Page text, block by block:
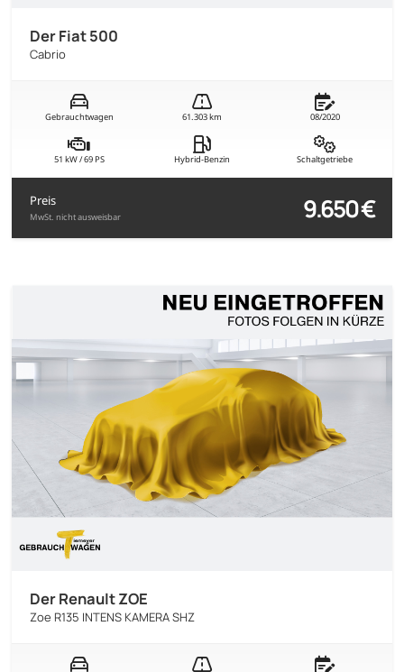
Der Fiat 500
Cabrio
Gebrauchtwagen 61.303 km 08/2020
51 kW / 69 PS Hybrid-Benzin Schaltgetriebe
Preis
MwSt. nicht ausweisbar 9.650 €
Der Renault ZOE
Zoe R135 INTENS KAMERA SHZ